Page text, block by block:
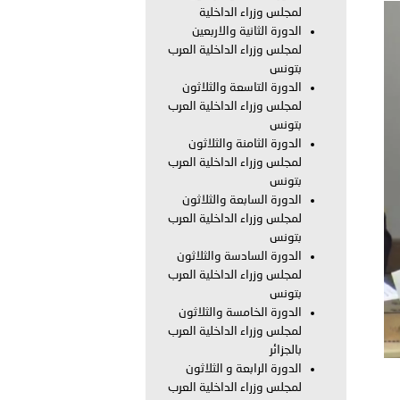
تطلع وفد الشرطة الإيطالية على منظومتي التأهيل الشرطي
تنظم حملة للتبرع بالدم في منطقة الظفرة تعزيزا للمسؤولية
الأميريين معالي النائب الأول لرئيس مجلس الوزراء
العام..
أعمال الاجتماع الثالث عشر للجنة رؤساء الاتحادات الرياضية
مع سفراء وممثلي دول ومنظمات دولية تنفيذ المرحلة الثانية
لمجلس وزراء الداخلية
الدورة الثانية والاربعين
لمجلس وزراء الداخلية العرب
بتونس
الدورة التاسعة والثلاثون
لمجلس وزراء الداخلية العرب
بتونس
الدورة الثامنة والثلاثون
لمجلس وزراء الداخلية العرب
بتونس
الدورة السابعة والثلاثون
لمجلس وزراء الداخلية العرب
بتونس
الدورة السادسة والثلاثون
لمجلس وزراء الداخلية العرب
بتونس
الدورة الخامسة والثلاثون
لمجلس وزراء الداخلية العرب
بالجزائر
الدورة الرابعة و الثلاثون
لمجلس وزراء الداخلية العرب